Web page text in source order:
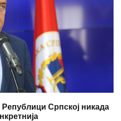
Српској никада